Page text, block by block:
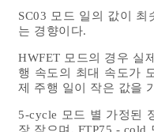
SC03 모드 일의 값이
는 경향이다.
HWFET 모드의 경우 실
행 속도의 최대 속도가
제 주행 일이 작은 값을
5-cycle 모드 별 가정된
장 작으며, FTP75 - cold